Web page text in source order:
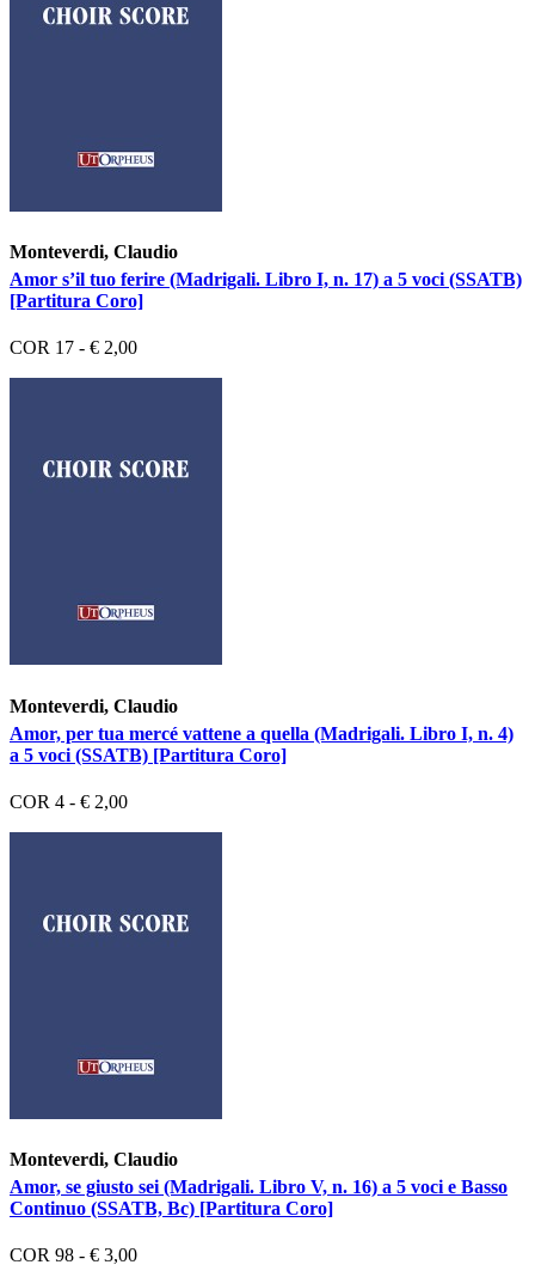
Monteverdi, Claudio
Amor s’il tuo ferire (Madrigali. Libro I, n. 17) a 5 voci (SSATB)
[Partitura Coro]
COR 17 - € 2,00
Monteverdi, Claudio
Amor, per tua mercé vattene a quella (Madrigali. Libro I, n. 4)
a 5 voci (SSATB) [Partitura Coro]
COR 4 - € 2,00
Monteverdi, Claudio
Amor, se giusto sei (Madrigali. Libro V, n. 16) a 5 voci e Basso
Continuo (SSATB, Bc) [Partitura Coro]
COR 98 - € 3,00